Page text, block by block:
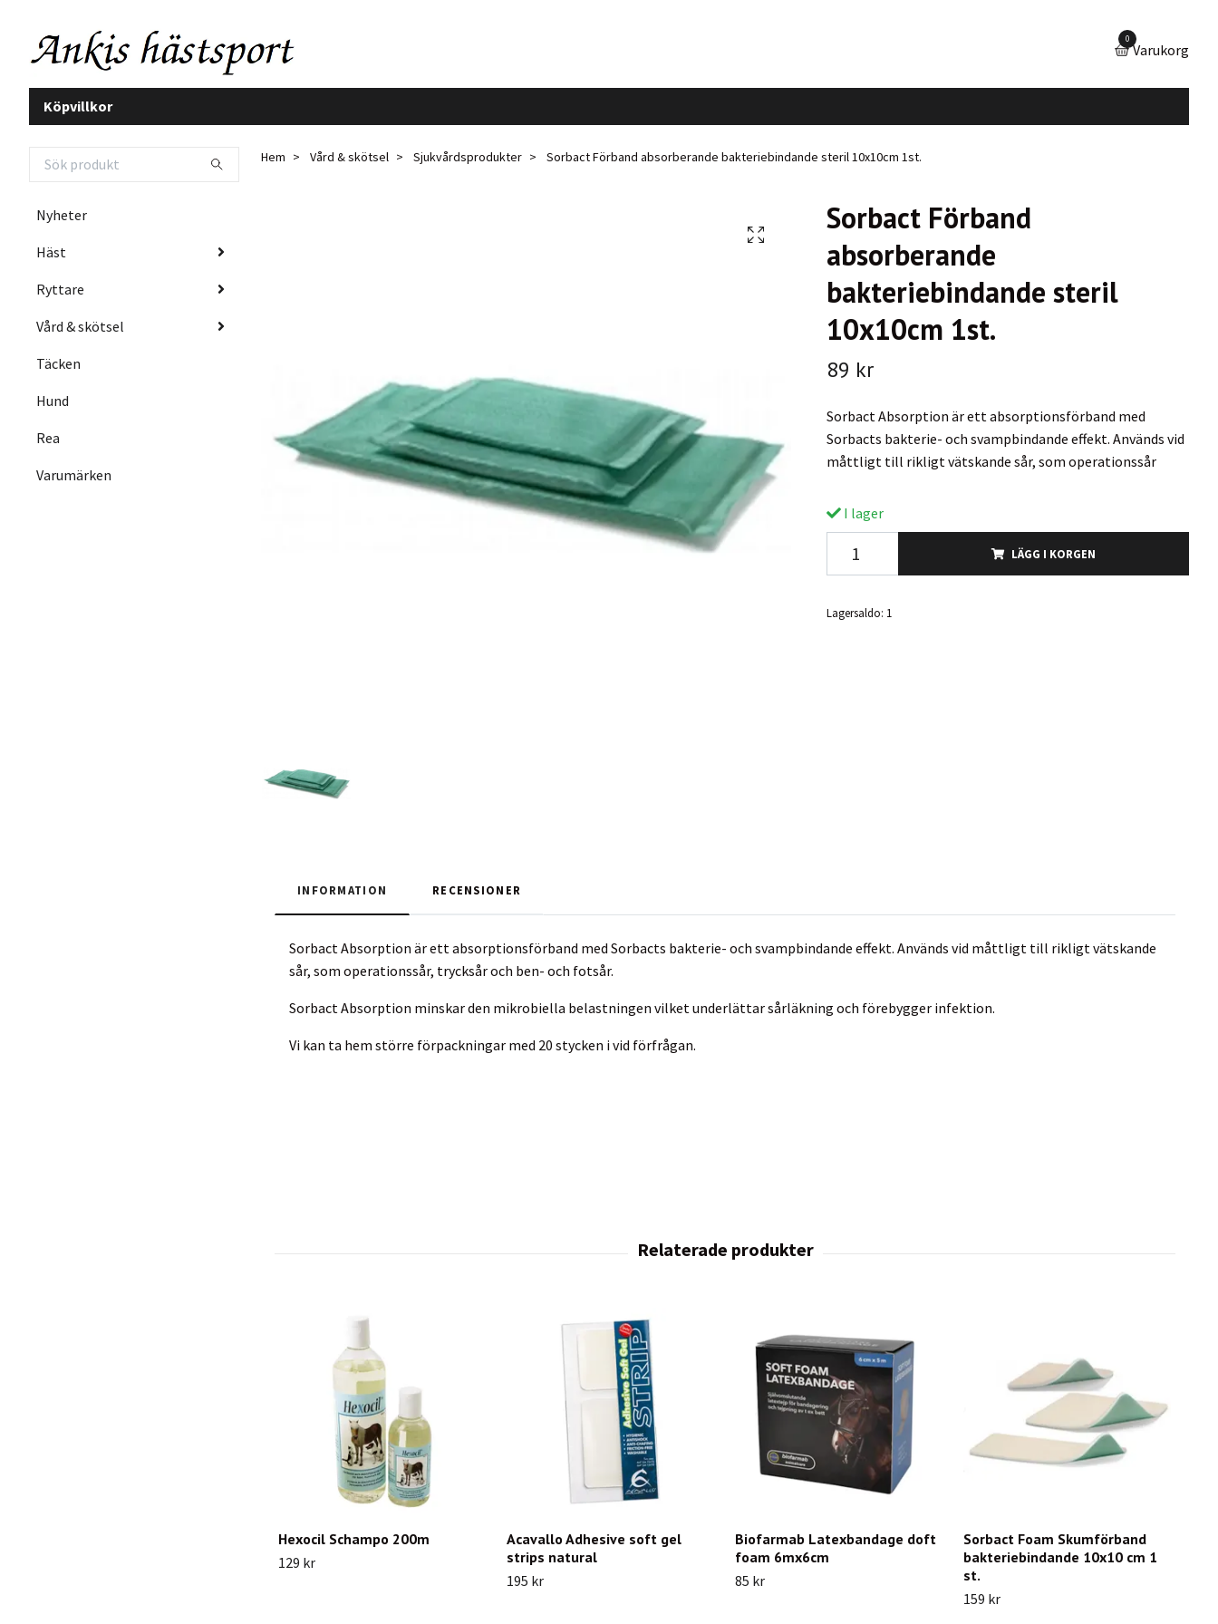
0
Varukorg
Köpvillkor
Nyheter
Häst
Ryttare
Vård & skötsel
Täcken
Hund
Rea
Varumärken
Hem Vård & skötsel Sjukvårdsprodukter Sorbact Förband absorberande bakteriebindande steril 10x10cm 1st.
Sorbact Förband
absorberande
bakteriebindande steril
10x10cm 1st.
89 kr
Sorbact Absorption är ett absorptionsförband med
Sorbacts bakterie- och svampbindande effekt. Används vid
måttligt till rikligt vätskande sår, som operationssår
I lager
LÄGG I KORGEN
Lagersaldo: 1
INFORMATION RECENSIONER
Sorbact Absorption är ett absorptionsförband med Sorbacts bakterie- och svampbindande effekt. Används vid måttligt till rikligt vätskande
sår, som operationssår, trycksår och ben- och fotsår.
Sorbact Absorption minskar den mikrobiella belastningen vilket underlättar sårläkning och förebygger infektion.
Vi kan ta hem större förpackningar med 20 stycken i vid förfrågan.
Hexocil Schampo 200m
129 kr
Acavallo Adhesive soft gel
strips natural
195 kr
Biofarmab Latexbandage doft
foam 6mx6cm
85 kr
Sorbact Foam Skumförband
bakteriebindande 10x10 cm 1
st.
159 kr